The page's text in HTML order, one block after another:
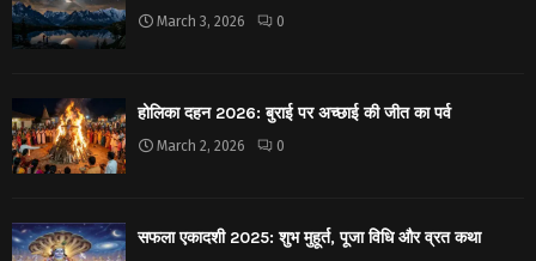
March 3, 2026 0
होलिका दहन 2026: बुराई पर अच्छाई की जीत का पर्व
March 2, 2026 0
सफला एकादशी 2025: शुभ मुहूर्त, पूजा विधि और व्रत कथा